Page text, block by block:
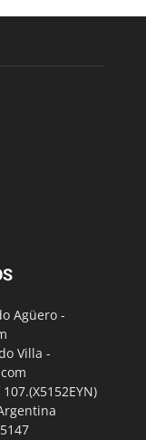
Agüero -
Villa -